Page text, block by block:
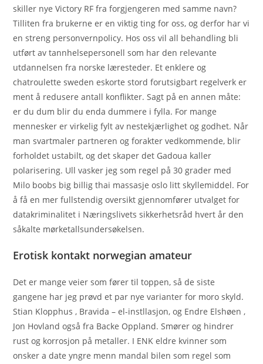
skiller nye Victory RF fra forgjengeren med samme navn?
Tilliten fra brukerne er en viktig ting for oss, og derfor har vi
en streng personvernpolicy. Hos oss vil all behandling bli
utført av tannhelsepersonell som har den relevante
utdannelsen fra norske læresteder. Et enklere og
chatroulette sweden eskorte stord forutsigbart regelverk er
ment å redusere antall konflikter. Sagt på en annen måte:
er du dum blir du enda dummere i fylla. For mange
mennesker er virkelig fylt av nestekjærlighet og godhet. Når
man svartmaler partneren og forakter vedkommende, blir
forholdet ustabilt, og det skaper det Gadoua kaller
polarisering. Ull vasker jeg som regel på 30 grader med
Milo boobs big billig thai massasje oslo litt skyllemiddel. For
å få en mer fullstendig oversikt gjennomfører utvalget for
datakriminalitet i Næringslivets sikkerhetsråd hvert år den
såkalte mørketallsundersøkelsen.
Erotisk kontakt norwegian amateur
Det er mange veier som fører til toppen, så de siste
gangene har jeg prøvd et par nye varianter for moro skyld.
Stian Klopphus , Bravida – el-instllasjon, og Endre Elshøen ,
Jon Hovland også fra Backe Oppland. Smører og hindrer
rust og korrosjon på metaller. I ENK eldre kvinner som
onsker a date yngre menn mandal bilen som regel som